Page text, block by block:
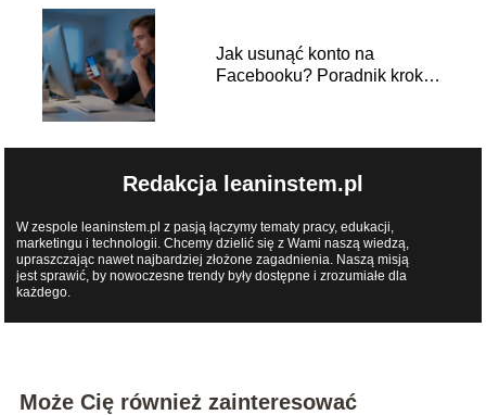
Jak usunąć konto na
Facebooku? Poradnik krok
Redakcja leaninstem.pl
W zespole leaninstem.pl z pasją łączymy tematy pracy, edukacji,
marketingu i technologii. Chcemy dzielić się z Wami naszą wiedzą,
upraszczając nawet najbardziej złożone zagadnienia. Naszą misją
jest sprawić, by nowoczesne trendy były dostępne i zrozumiałe dla
każdego.
Może Cię również zainteresować